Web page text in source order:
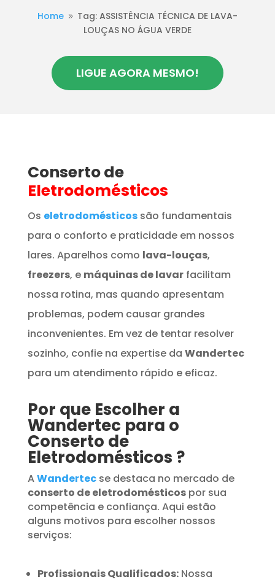
Home 9 Tag: ASSISTÊNCIA TÉCNICA DE LAVA-
LOUÇAS NO ÁGUA VERDE
LIGUE AGORA MESMO!
Conserto de
Eletrodomésticos
Os eletrodomésticos são fundamentais
para o conforto e praticidade em nossos
lares. Aparelhos como lava-louças,
freezers, e máquinas de lavarfacilitam
nossa rotina, mas quando apresentam
problemas, podem causar grandes
inconvenientes. Em vez de tentar resolver
sozinho, confie na expertise da Wandertec
para um atendimento rápido e eficaz.
Por que Escolher a
Wandertec para o
Conserto de
Eletrodomésticos ?
AWandertecse destaca no mercado de
conserto de eletrodomésticospor sua
competência e confiança. Aqui estão
alguns motivos para escolher nossos
serviços:
Profissionais Qualificados:Nossa